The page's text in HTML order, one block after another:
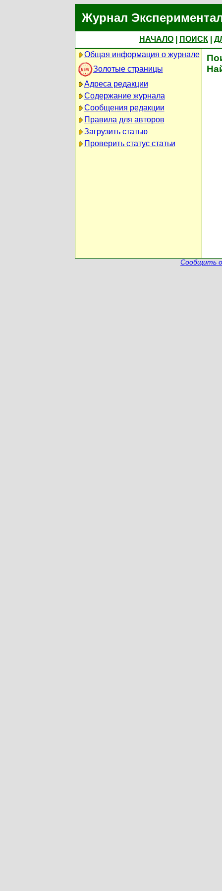
Журнал
НАЧАЛО ПОИСК
Общая информация о журнале
Золотые страницы
Адреса редакции
Содержание журнала
Сообщения редакции
Правила для авторов
Загрузить статью
Проверить статус статьи
Сообщить о